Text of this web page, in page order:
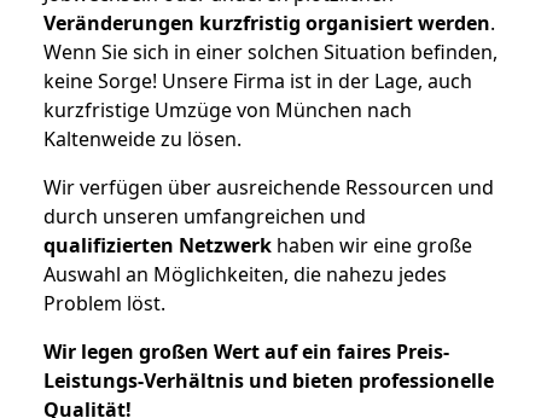
Veränderungen kurzfristig organisiert werden.
Wenn Sie sich in einer solchen Situation befinden,
keine Sorge! Unsere Firma ist in der Lage, auch
kurzfristige Umzüge von München nach
Kaltenweide zu lösen.
Wir verfügen über ausreichende Ressourcen und
durch unseren umfangreichen und
qualifizierten Netzwerk haben wir eine große
Auswahl an Möglichkeiten, die nahezu jedes
Problem löst.
Wir legen großen Wert auf ein faires Preis-
Leistungs-Verhältnis und bieten professionelle
Qualität!